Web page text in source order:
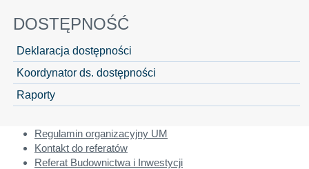
DOSTĘPNOŚĆ
Deklaracja dostępności
Koordynator ds. dostępności
Raporty
Regulamin organizacyjny UM
Kontakt do referatów
Referat Budownictwa i Inwestycji